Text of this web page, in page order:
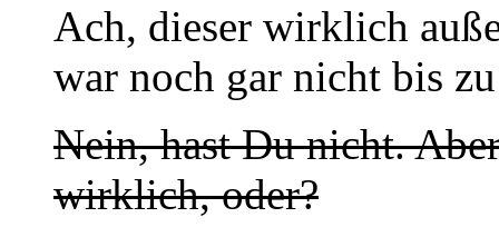
Ach, dieser wirklich
war noch gar nicht bis
Nein, hast Du nicht.
wirklich, oder?